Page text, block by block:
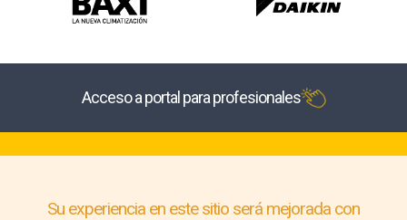
Acceso a portal para profesionales
Su experiencia en este sitio será mejorada con